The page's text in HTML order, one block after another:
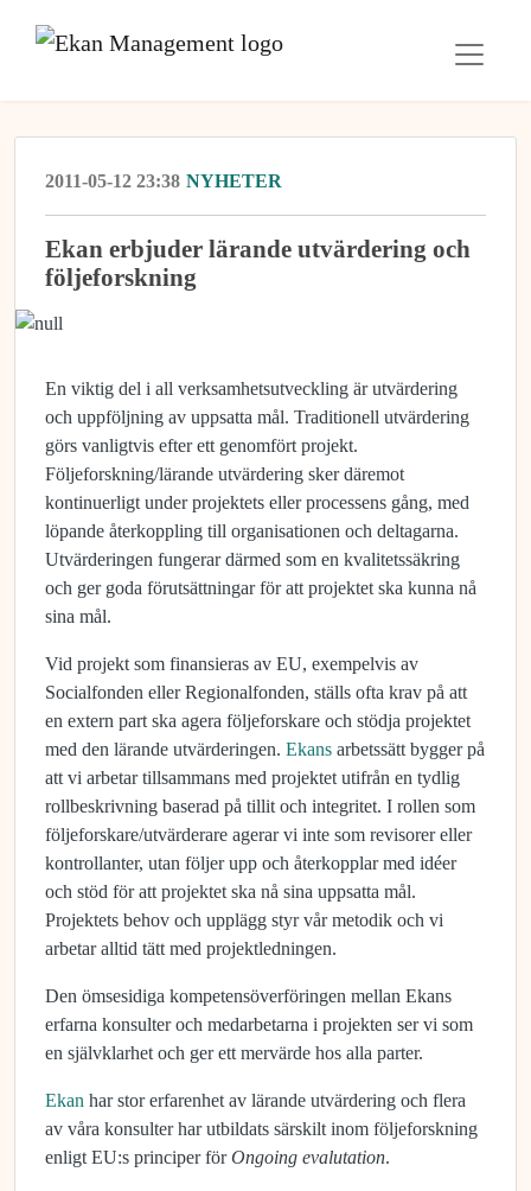
2011-05-12 23:38 NYHETER
Ekan erbjuder lärande utvärdering och
följeforskning
En viktig del i all verksamhetsutveckling är utvärdering
och uppföljning av uppsatta mål. Traditionell utvärdering
görs vanligtvis efter ett genomfört projekt.
Följeforskning/lärande utvärdering sker däremot
kontinuerligt under projektets eller processens gång, med
löpande återkoppling till organisationen och deltagarna.
Utvärderingen fungerar därmed som en kvalitetssäkring
och ger goda förutsättningar för att projektet ska kunna nå
sina mål.
Vid projekt som finansieras av EU, exempelvis av
Socialfonden eller Regionalfonden, ställs ofta krav på att
en extern part ska agera följeforskare och stödja projektet
med den lärande utvärderingen. Ekans arbetssätt bygger på
att vi arbetar tillsammans med projektet utifrån en tydlig
rollbeskrivning baserad på tillit och integritet. I rollen som
följeforskare/utvärderare agerar vi inte som revisorer eller
kontrollanter, utan följer upp och återkopplar med idéer
och stöd för att projektet ska nå sina uppsatta mål.
Projektets behov och upplägg styr vår metodik och vi
arbetar alltid tätt med projektledningen.
Den ömsesidiga kompetensöverföringen mellan Ekans
erfarna konsulter och medarbetarna i projekten ser vi som
en självklarhet och ger ett mervärde hos alla parter.
Ekan har stor erfarenhet av lärande utvärdering och flera
av våra konsulter har utbildats särskilt inom följeforskning
enligt EU:s principer förOngoing evalutation.